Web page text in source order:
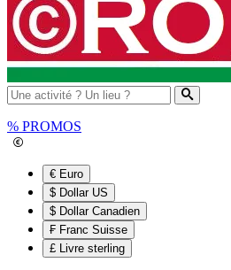
% PROMOS
€ Euro
$ Dollar US
$ Dollar Canadien
₣ Franc Suisse
£ Livre sterling